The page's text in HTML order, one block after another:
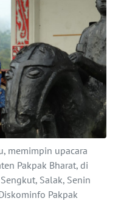
memimpin upacara
Pakpak Bharat, di
Salak, Senin
Pakpak